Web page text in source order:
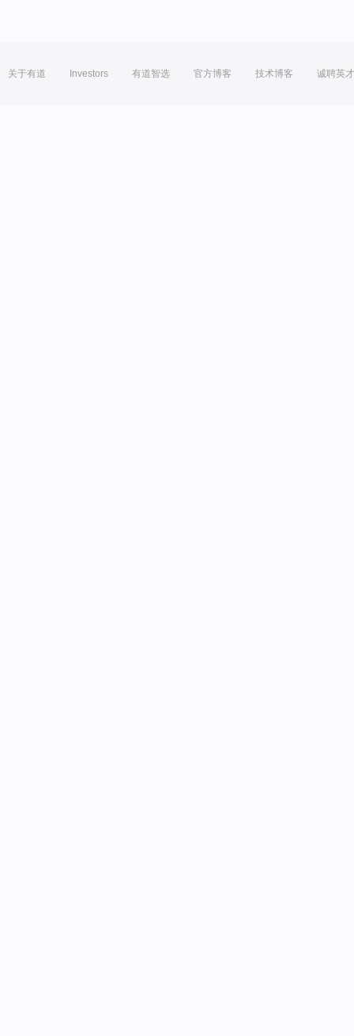
关于有道 Investors 有道智选 官方博客 技术博客 诚聘英才